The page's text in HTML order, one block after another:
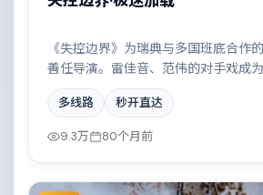
《失控边界》为瑞典与多国班底合作
善任导演。雷佳音、范伟的对手戏成
夜、旧楼与一封未寄出的信构成叙事
风格统一，具备院线质感。
多线路 秒开直达
9.3万 80个月前